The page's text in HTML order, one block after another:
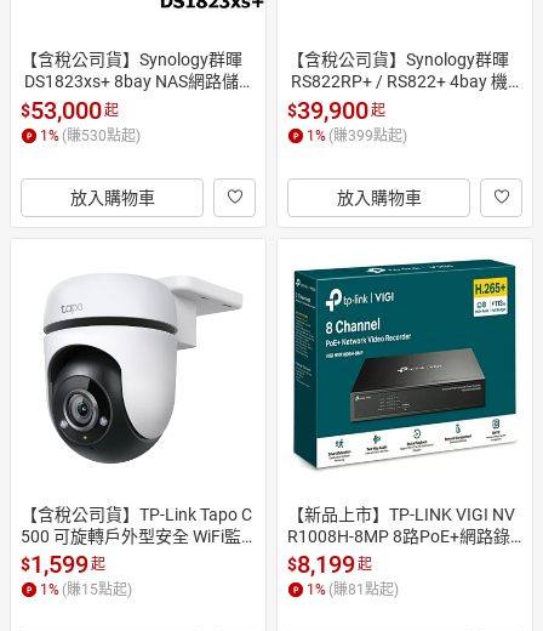
【含稅公司貨】Synology群暉
DS1823xs+ 8bay NAS網路儲存
伺服器 (取代DS1621xs+)
$53,000起
1% (賺530點起)
放入購物車
【含稅公司貨】Synology群暉
RS822RP+ / RS822+ 4bay 機
架式網路儲存伺服器NAS (1U)
$39,900起
1% (賺399點起)
放入購物車
【含稅公司貨】TP-Link Tapo C
500 可旋轉戶外型安全 WiFi監
視器 攝影機 1080p IP65防水防
塵
$1,599起
1 % (賺15點起)
【新品上市】TP-LINK VIGI NV
R1008H-8MP 8路PoE+網路錄
影監控主機NVR監視器 支援On
vif
$8,199起
1 % (賺81 點起)